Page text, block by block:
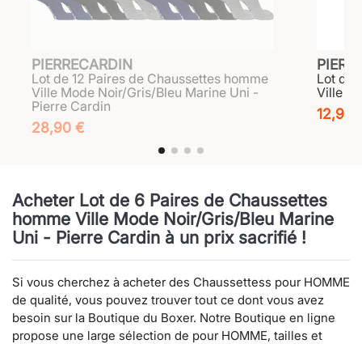
PIERRECARDIN
Lot de 12 Paires de Chaussettes homme
Ville Mode Noir/Gris/Bleu Marine Uni -
Pierre Cardin
28,90 €
Lot de
Ville
12,90
Acheter Lot de 6 Paires de Chaussettes
homme Ville Mode Noir/Gris/Bleu Marine
Uni - Pierre Cardin à un prix sacrifié !
Si vous cherchez à acheter des Chaussettess pour HOMME
de qualité, vous pouvez trouver tout ce dont vous avez
besoin sur la Boutique du Boxer. Notre Boutique en ligne
propose une large sélection de pour HOMME, tailles et